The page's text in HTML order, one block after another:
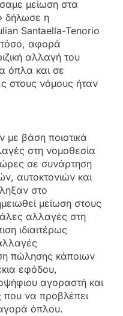
μείωση στα
δήλωσε η
Santaella-Tenorio
αφορά
αλλαγή του
όπλα και σε
στους νόμους ήταν
με βάση ποιοτικά
στη νομοθεσία
σε συνάρτηση
αυτοκτονιών και
στο
μείωση στους
αλλαγές στη
ιδιαιτέρως
πώλησης κάποιων
εφόδου,
αγοραστή και
που να προβλέπει
όπλου.